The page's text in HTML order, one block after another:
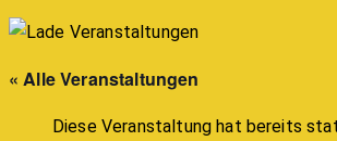
« Alle Veranstaltungen
Diese Veranstaltung hat bereits